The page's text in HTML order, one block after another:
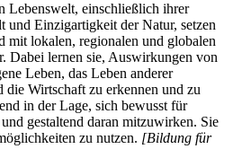
Lebenswelt, einschließlich ihrer
und Einzigartigkeit der Natur, setzen
mit lokalen, regionalen und globalen
Dabei lernen sie, Auswirkungen von
Leben, das Leben anderer
Wirtschaft zu erkennen und zu
in der Lage, sich bewusst für
gestaltend daran mitzuwirken. Sie
zu nutzen. [Bildung für